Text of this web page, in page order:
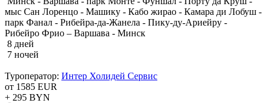
мыс Сан Лоренцо - Машику - Кабо жирао - Камара ди Лобуш -
парк Фанал - Рибейра-да-Жанела - Пику-ду-Ариейру -
Рибейро Фрио – Варшава - Минск
8 дней
7 ночей
Туроператор: Интер Холидей Сервис
от 1585 EUR
+ 295 BYN